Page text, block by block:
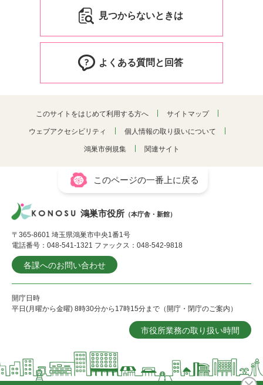
見つからないときは
よくある質問と回答
このサイトをはじめて利用する方へ サイトマップ
ウェブアクセシビリティ 個人情報の取り扱いについて
鴻巣市例規集 関連サイト
このページの一番上に戻る
鴻巣市役所 （本庁舎・新館）
〒365-8601 埼玉県鴻巣市中央1番1号
電話番号：048-541-1321 ファックス：048-542-9818
各課へのお問い合わせ
開庁日時
平日(月曜から金曜) 8時30分から17時15分まで（開庁・閉庁のご案内）
市役所業務の取り扱い時間